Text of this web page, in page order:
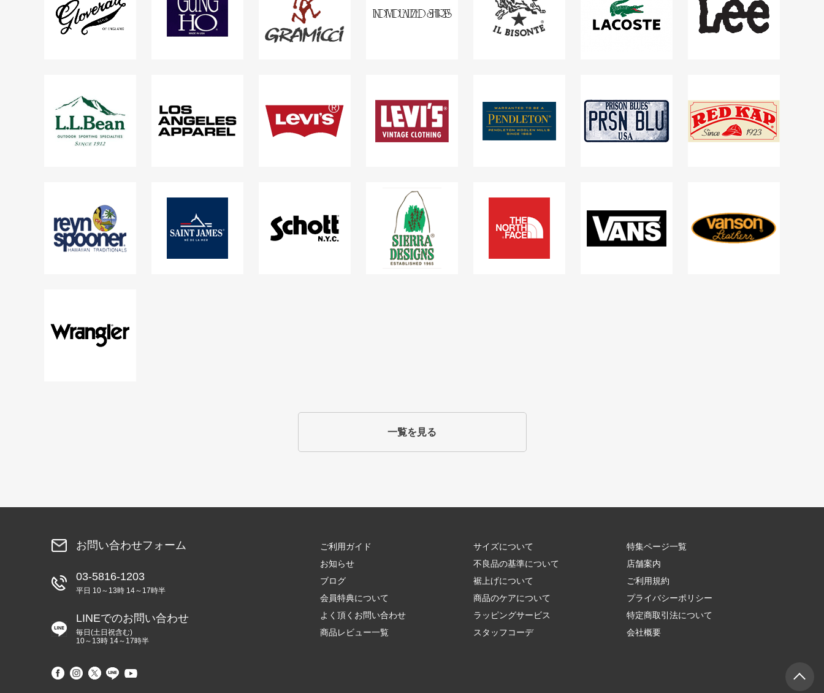
一覧を見る
お問い合わせフォーム
03-5816-1203
平日 10～13時 14～17時半
LINEでのお問い合わせ
毎日(土日祝含む)
10～13時 14～17時半
ご利用ガイド
お知らせ
ブログ
会員特典について
よく頂くお問い合わせ
商品レビュー一覧
サイズについて
不良品の基準について
裾上げについて
商品のケアについて
ラッピングサービス
スタッフコーデ
特集ページ一覧
店舗案内
ご利用規約
プライバシーポリシー
特定商取引法について
会社概要